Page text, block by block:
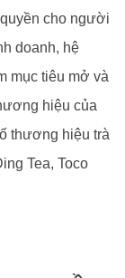
cho người
doanh, hệ
mục tiêu mở và
hiệu của
thương hiệu trà
Tea, Toco